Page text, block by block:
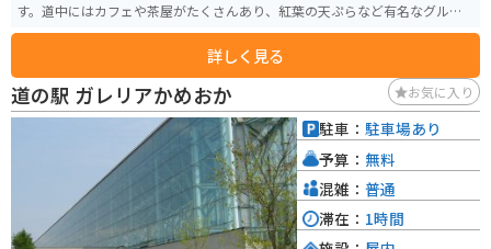
す。道中にはカフェや茶屋がたくさんあり、紅葉の天ぷらなど有名なグルメ
もたくさんあります。
詳しく見る
道の駅 ガレリアかめおか お気に入り
駐車： 駐車場あり
予算： 無料
混雑： 普通
滞在： 1時間